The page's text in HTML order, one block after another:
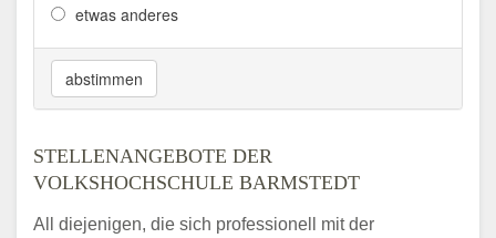
etwas anderes
abstimmen
STELLENANGEBOTE DER
VOLKSHOCHSCHULE BARMSTEDT
All diejenigen, die sich professionell mit der